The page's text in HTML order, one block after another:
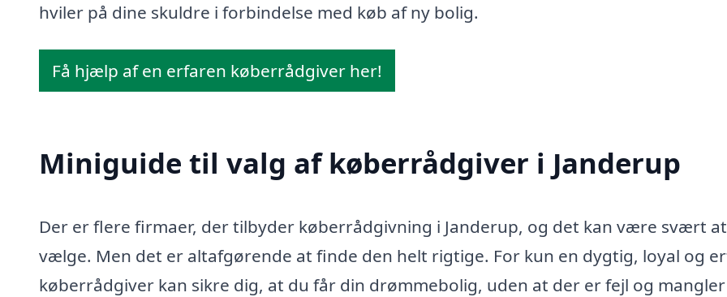
hviler på dine skuldre i forbindelse med køb af ny bolig.
Få hjælp af en erfaren køberrådgiver her!
Miniguide til valg af køberrådgiver i Janderup
Der er flere firmaer, der tilbyder køberrådgivning i Janderup, og det kan være svært at
vælge. Men det er altafgørende at finde den helt rigtige. For kun en dygtig, loyal og
køberrådgiver kan sikre dig, at du får din drømmebolig, uden at der er fejl og